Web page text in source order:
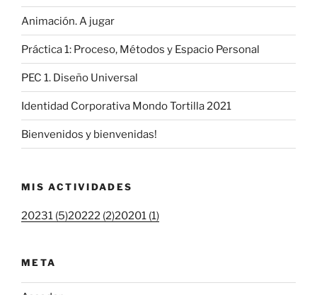
Animación. A jugar
Práctica 1: Proceso, Métodos y Espacio Personal
PEC 1. Diseño Universal
Identidad Corporativa Mondo Tortilla 2021
Bienvenidos y bienvenidas!
MIS ACTIVIDADES
20231 (5)20222 (2)20201 (1)
META